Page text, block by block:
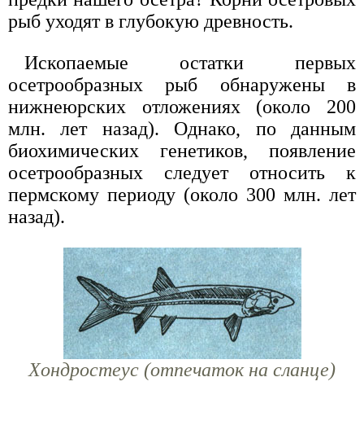
рыб уходят в глубокую древность.
Ископаемые остатки первых
осетрообразных рыб обнаружены в
нижнеюрских отложениях (около 200
млн. лет назад). Однако, по данным
биохимических генетиков, появление
осетрообразных следует относить к
пермскому периоду (около 300 млн. лет
назад).
Хондростеус (отпечаток на сланце)